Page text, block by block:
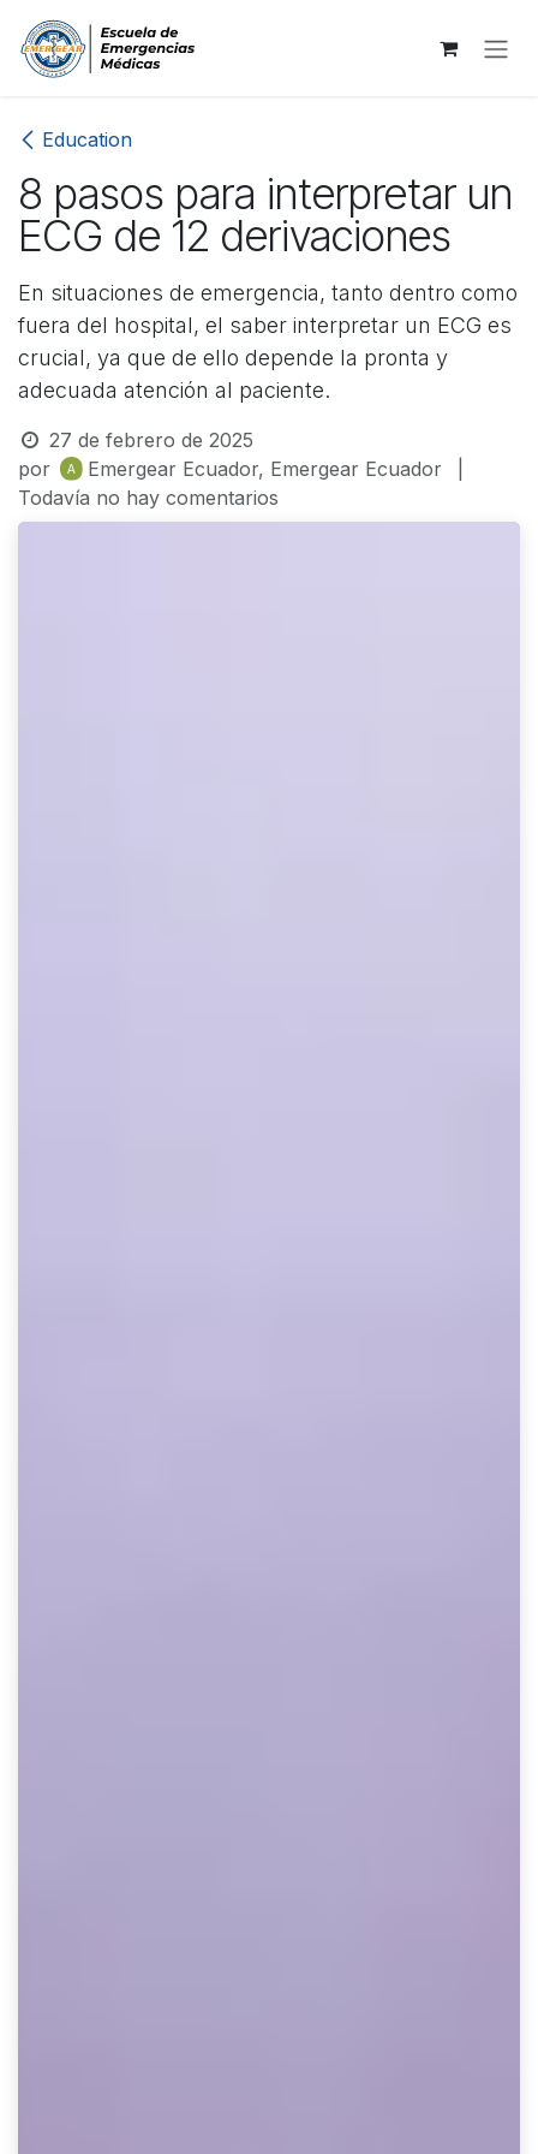
Ir al contenido
Education
8 pasos para interpretar un
ECG de 12 derivaciones
En situaciones de emergencia, tanto dentro como
fuera del hospital, el saber interpretar un ECG es
crucial, ya que de ello depende la pronta y
adecuada atención al paciente.
27 de febrero de 2025
por
Emergear Ecuador, Emergear Ecuador
Todavía no hay comentarios